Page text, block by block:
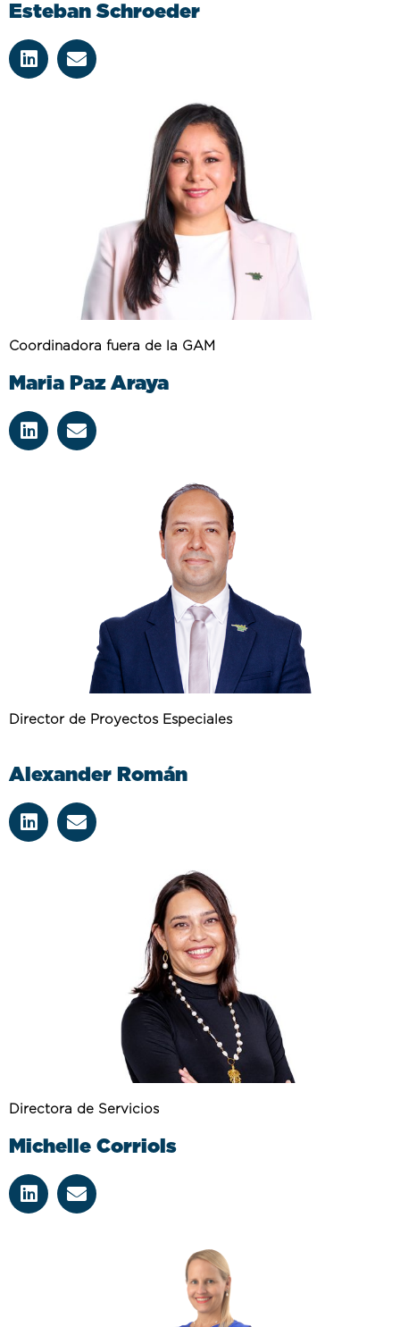
Esteban Schroeder
Coordinadora fuera de la GAM
Maria Paz Araya
Director de Proyectos Especiales
Alexander Román
Directora de Servicios
Michelle Corriols